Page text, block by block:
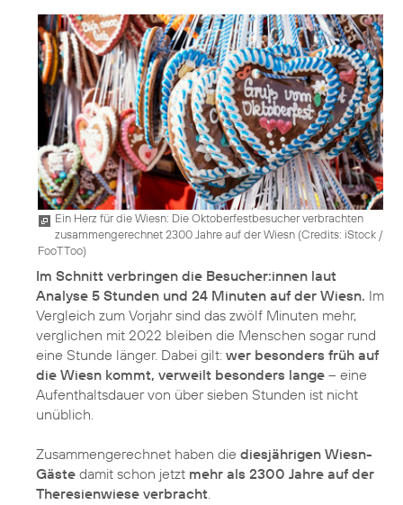
Ein Herz für die Wiesn: Die Oktoberfestbesucher verbrachten
zusammengerechnet 2300 Jahre auf der Wiesn (Credits: iStock /
FooTToo)
Im Schnitt verbringen die Besucher:innen laut
Analyse 5 Stunden und 24 Minuten auf der Wiesn. Im
Vergleich zum Vorjahr sind das zwölf Minuten mehr,
verglichen mit 2022 bleiben die Menschen sogar rund
eine Stunde länger. Dabei gilt: wer besonders früh auf
die Wiesn kommt, verweilt besonders lange – eine
Aufenthaltsdauer von über sieben Stunden ist nicht
unüblich.
Zusammengerechnet haben die diesjährigen Wiesn-
Gäste damit schon jetzt mehr als 2300 Jahre auf der
Theresienwiese verbracht